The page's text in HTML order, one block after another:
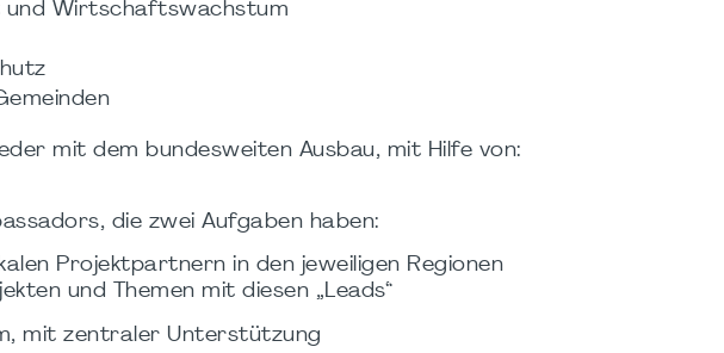
und Wirtschaftswachstum
mit dem bundesweiten Ausbau, mit Hilfe von:
die zwei Aufgaben haben:
Projektpartnern in den jeweiligen Regionen
und Themen mit diesen „Leads“
mit zentraler Unterstützung